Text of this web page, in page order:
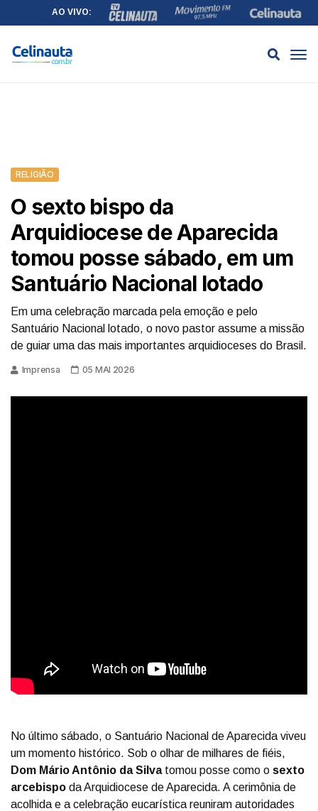
AO VIVO:
RELIGIÃO
O sexto bispo da
Arquidiocese de Aparecida
tomou posse sábado, em um
Santuário Nacional lotado
Em uma celebração marcada pela emoção e pelo
Santuário Nacional lotado, o novo pastor assume a missão
de guiar uma das mais importantes arquidioceses do Brasil.
Imprensa 05 MAI 2026
No último sábado, o Santuário Nacional de Aparecida viveu
um momento histórico. Sob o olhar de milhares de fiéis,
Dom Mário Antônio da Silvatomou posse como o sexto
arcebispo da Arquidiocese de Aparecida. A cerimônia de
acolhida e a celebração eucarística reuniram autoridades